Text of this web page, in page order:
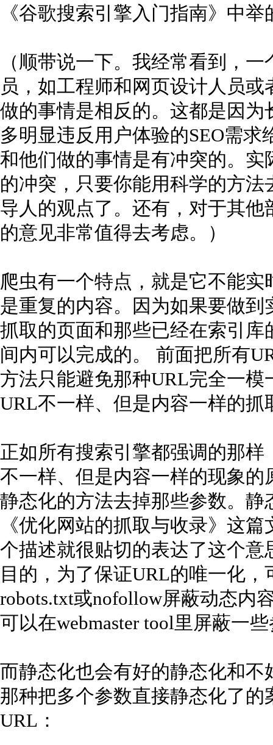
《谷歌搜索引擎入门指南》中
（顺带说一下。我经常看到，
员，如工程师和网页设计人员
做的事情是相反的。这都是因为
多明显违反用户体验的SEO需求
和他们做的事情是有冲突的。实
的冲突，只要你能用科学的方
导人的观点了。还有，对于其
的意见非常值得去考虑。）
爬虫有一个特点，就是它不能
是重复的内容。因为如果要做
抓取的页面和那些已经在索引
间内可以完成的。 前面把所有
方法只能避免那种URL完全一
URL不一样、但是内容一样的抓
正如所有搜索引擎都强调的那
不一样、但是内容一样的现象
静态化的方法去掉那些参数。
《优化网站的抓取与收录》这
个描述就很贴切的表达了这个
目的，为了保证URL的唯一化
robots.txt或nofollow屏蔽动态内
可以在webmaster tool里屏蔽一
而静态化也会有好的静态化和
那种把多个参数直接静态化了
URL：